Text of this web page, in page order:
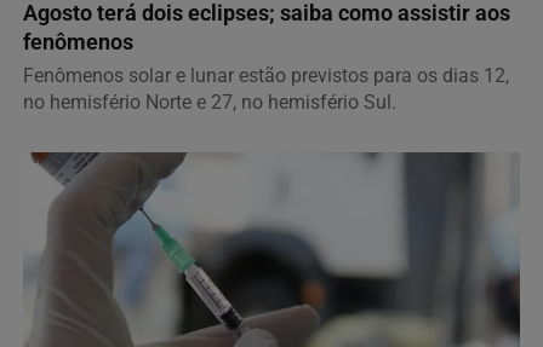
Agosto terá dois eclipses; saiba como assistir aos
fenômenos
Fenômenos solar e lunar estão previstos para os dias 12,
no hemisfério Norte e 27, no hemisfério Sul.